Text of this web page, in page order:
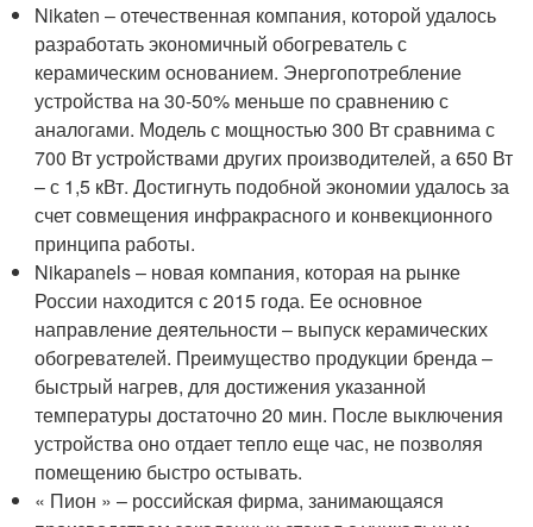
Nikaten – отечественная компания, которой удалось
разработать экономичный обогреватель с
керамическим основанием. Энергопотребление
устройства на 30-50% меньше по сравнению с
аналогами. Модель с мощностью 300 Вт сравнима с
700 Вт устройствами других производителей, а 650 Вт
– с 1,5 кВт. Достигнуть подобной экономии удалось за
счет совмещения инфракрасного и конвекционного
принципа работы.
Nikapanels – новая компания, которая на рынке
России находится с 2015 года. Ее основное
направление деятельности – выпуск керамических
обогревателей. Преимущество продукции бренда –
быстрый нагрев, для достижения указанной
температуры достаточно 20 мин. После выключения
устройства оно отдает тепло еще час, не позволяя
помещению быстро остывать.
« Пион » – российская фирма, занимающаяся